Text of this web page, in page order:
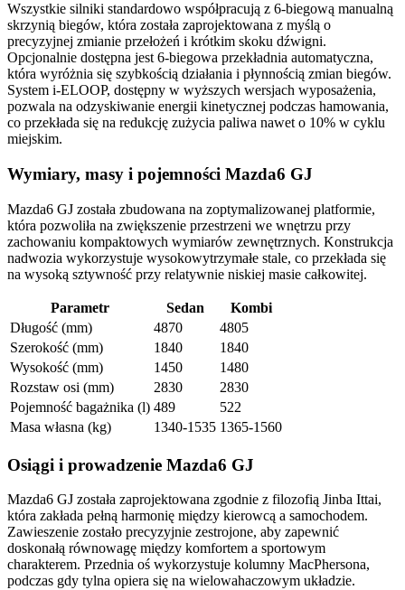
Wszystkie silniki standardowo współpracują z 6-biegową manualną
skrzynią biegów, która została zaprojektowana z myślą o
precyzyjnej zmianie przełożeń i krótkim skoku dźwigni.
Opcjonalnie dostępna jest 6-biegowa przekładnia automatyczna,
która wyróżnia się szybkością działania i płynnością zmian biegów.
System i-ELOOP, dostępny w wyższych wersjach wyposażenia,
pozwala na odzyskiwanie energii kinetycznej podczas hamowania,
co przekłada się na redukcję zużycia paliwa nawet o 10% w cyklu
miejskim.
Wymiary, masy i pojemności Mazda6 GJ
Mazda6 GJ została zbudowana na zoptymalizowanej platformie,
która pozwoliła na zwiększenie przestrzeni we wnętrzu przy
zachowaniu kompaktowych wymiarów zewnętrznych. Konstrukcja
nadwozia wykorzystuje wysokowytrzymałe stale, co przekłada się
na wysoką sztywność przy relatywnie niskiej masie całkowitej.
Parametr Sedan
Kombi
Długość (mm)
4870
4805
Szerokość (mm)
1840
1840
Wysokość (mm)
1450
1480
Rozstaw osi (mm)
2830
2830
Pojemność bagażnika (l) 489
522
Masa własna (kg)
1340-1535 1365-1560
Osiągi i prowadzenie Mazda6 GJ
Mazda6 GJ została zaprojektowana zgodnie z filozofią Jinba Ittai,
która zakłada pełną harmonię między kierowcą a samochodem.
Zawieszenie zostało precyzyjnie zestrojone, aby zapewnić
doskonałą równowagę między komfortem a sportowym
charakterem. Przednia oś wykorzystuje kolumny MacPhersona,
podczas gdy tylna opiera się na wielowahaczowym układzie.